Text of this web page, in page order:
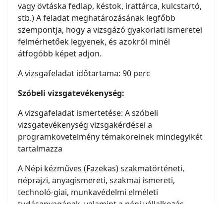
vagy övtáska fedlap, késtok, irattárca, kulcstartó,
stb.) A feladat meghatározásának legfőbb
szempontja, hogy a vizsgázó gyakorlati ismeretei
felmérhetőek legyenek, és azokról minél
átfogóbb képet adjon.
A vizsgafeladat időtartama: 90 perc
Szóbeli vizsgatevékenység:
A vizsgafeladat ismertetése: A szóbeli
vizsgatevékenység vizsgakérdései a
programkövetelmény témaköreinek mindegyikét
tartalmazza
A Népi kézműves (Fazekas) szakmatörténeti,
néprajzi, anyagismereti, szakmai ismereti,
technoló-giai, munkavédelmi elméleti